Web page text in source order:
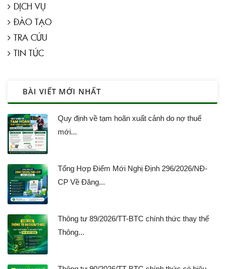
DỊCH VỤ
ĐÀO TẠO
TRA CỨU
TIN TỨC
BÀI VIẾT MỚI NHẤT
Quy định về tạm hoãn xuất cảnh do nợ thuế
mới...
Tổng Hợp Điểm Mới Nghị Định 296/2026/NĐ-
CP Về Đăng...
Thông tư 89/2026/TT-BTC chính thức thay thế
Thông...